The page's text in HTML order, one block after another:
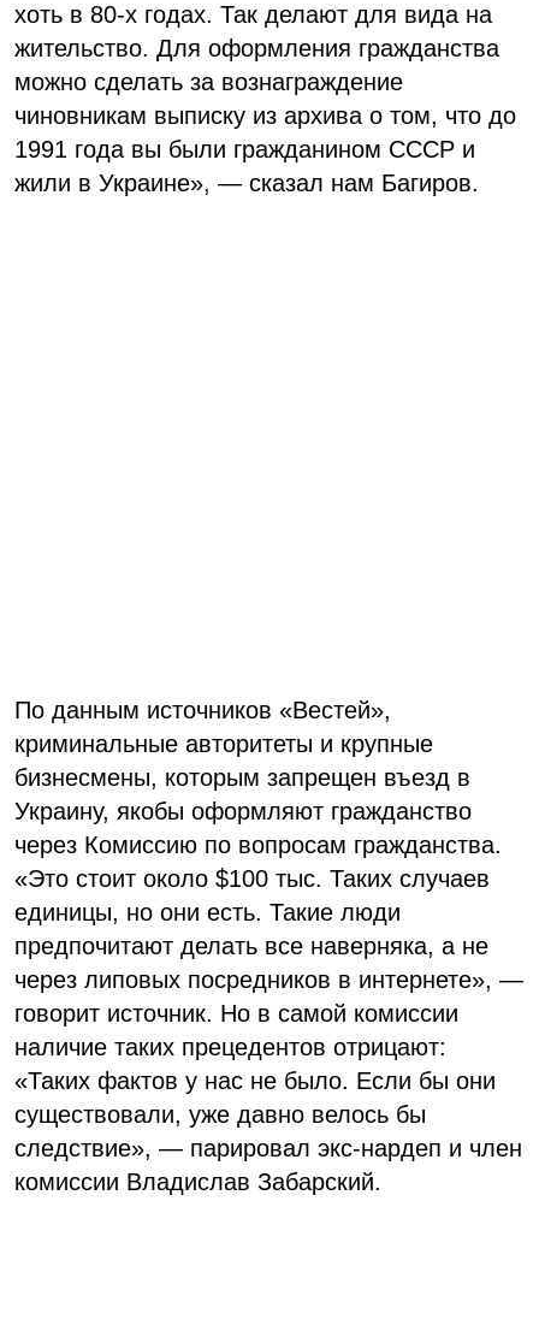
хоть в 80-х годах. Так делают для вида на
жительство. Для оформления гражданства
можно сделать за вознаграждение
чиновникам выписку из архива о том, что до
1991 года вы были гражданином СССР и
жили в Украине», — сказал нам Багиров.
По данным источников «Вестей»,
криминальные авторитеты и крупные
бизнесмены, которым запрещен въезд в
Украину, якобы оформляют гражданство
через Комиссию по вопросам гражданства.
«Это стоит около $100 тыс. Таких случаев
единицы, но они есть. Такие люди
предпочитают делать все наверняка, а не
через липовых посредников в интернете», —
говорит источник. Но в самой комиссии
наличие таких прецедентов отрицают:
«Таких фактов у нас не было. Если бы они
существовали, уже давно велось бы
следствие», — парировал экс-нардеп и член
комиссии Владислав Забарский.